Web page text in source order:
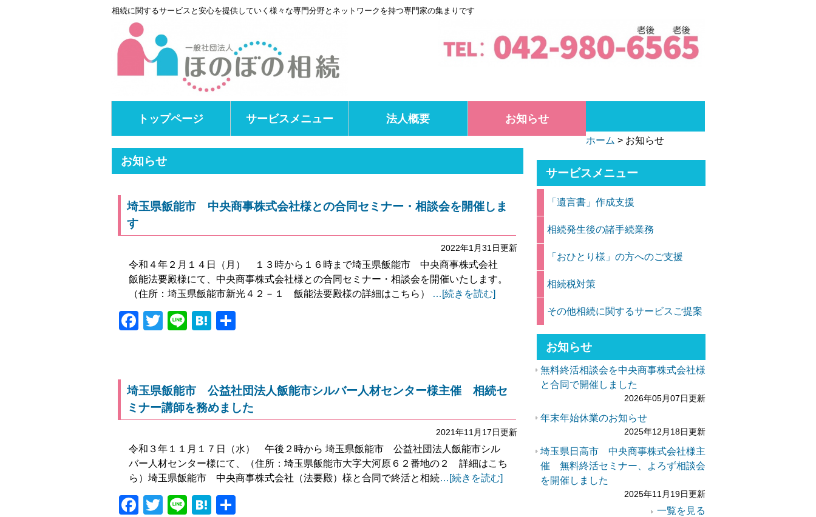
相続に関するサービスと安心を提供していく様々な専門分野とネットワークを持つ専門家の集まりです
トップページ サービスメニュー 法人概要 お知らせ
ホーム > お知らせ
お知らせ
埼玉県飯能市 中央商事株式会社様との合同セミナー・相談会を開催しま
す
2022年1月31日更新
令和４年２月１４日（月） １３時から１６時まで埼玉県飯能市 中央商事株式会社
飯能法要殿様にて、中央商事株式会社様との合同セミナー・相談会を開催いたします。
（住所：埼玉県飯能市新光４２－１ 飯能法要殿様の詳細はこちら）
…[続きを読む]
Facebook
TwitterLineHatena
埼玉県飯能市 公益社団法人飯能市シルバー人材センター様主催 相続セ
ミナー講師を務めました
2021年11月17日更新
令和３年１１月１７日（水） 午後２時から 埼玉県飯能市 公益社団法人飯能市シル
バー人材センター様にて、（住所：埼玉県飯能市大字大河原６２番地の２ 詳細はこち
ら）埼玉県飯能市 中央商事株式会社（法要殿）様と合同で終活と相続…[続きを読む]
Facebook
TwitterLineHatena
サービスメニュー
「遺言書」作成支援
相続発生後の諸手続業務
「おひとり様」の方へのご支援
相続税対策
その他相続に関するサービスご提案
お知らせ
無料終活相談会を中央商事株式会社様
と合同で開催しました
2026年05月07日更新
年末年始休業のお知らせ
2025年12月18日更新
埼玉県日高市 中央商事株式会社様主
催 無料終活セミナー、よろず相談会
を開催しました
2025年11月19日更新
一覧を見る